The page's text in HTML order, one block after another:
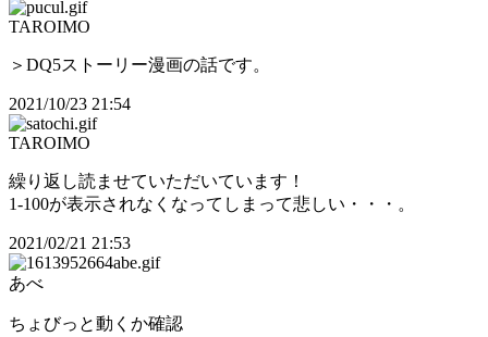
TAROIMO
＞DQ5ストーリー漫画の話です。
2021/10/23 21:54
TAROIMO
繰り返し読ませていただいています！
1-100が表示されなくなってしまって悲しい・・・。
2021/02/21 21:53
あべ
ちょびっと動くか確認